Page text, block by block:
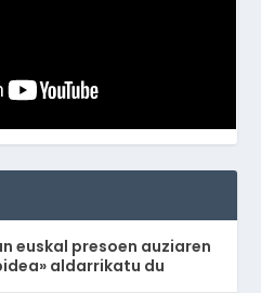
euskal presoen auziaren
aldarrikatu du